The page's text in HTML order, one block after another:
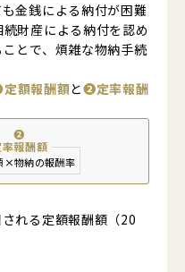
金銭による納付が困難
財産による納付を認め
とで、煩雑な物納手続
額報酬額と❷定率報酬
❷
率報酬額
×物納の報酬率
れる定額報酬額（20